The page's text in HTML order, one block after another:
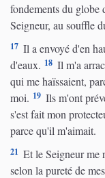
fondements du globe
Seigneur, au souffle
17 Il a envoyé d'en
d'eaux. 18 Il m'a
qui me haïssaient,
moi. 19 Ils m'ont
s'est fait mon
parce qu'il m'aimait.
21 Et le Seigneur me
selon la pureté de